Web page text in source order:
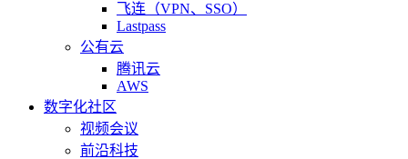
飞连（VPN、SSO）
Lastpass
公有云
腾讯云
AWS
数字化社区
视频会议
前沿科技